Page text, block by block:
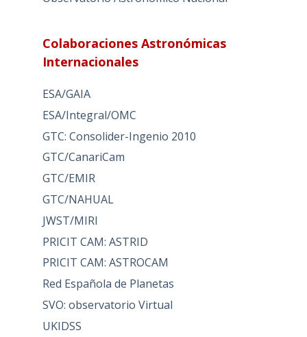
Colaboraciones Astronómicas
Internacionales
ESA/GAIA
ESA/Integral/OMC
GTC: Consolider-Ingenio 2010
GTC/CanariCam
GTC/EMIR
GTC/NAHUAL
JWST/MIRI
PRICIT CAM: ASTRID
PRICIT CAM: ASTROCAM
Red Española de Planetas
SVO: observatorio Virtual
UKIDSS